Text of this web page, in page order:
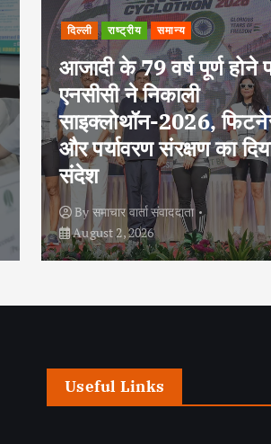
दिल्ली राष्ट्रीय
साहित्य समाज और प्रशासन
के बीच विश्वास का सेतु है :
आलोक श्रीवास्तव ‘अविरल’
By समाचार वार्ता संवाददाता
August 2, 2026
Useful Links